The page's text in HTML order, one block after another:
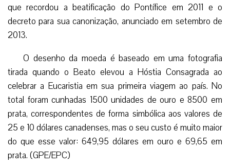
que recordou a beatificação do Pontífice em 2011 e o
decreto para sua canonização, anunciado em setembro de
2013.
O desenho da moeda é baseado em uma fotografia
tirada quando o Beato elevou a Hóstia Consagrada ao
celebrar a Eucaristia em sua primeira viagem ao país. No
total foram cunhadas 1500 unidades de ouro e 8500 em
prata, correspondentes de forma simbólica aos valores de
25 e 10 dólares canadenses, mas o seu custo é muito maior
do que esse valor: 649,95 dólares em ouro e 69,65 em
prata. (GPE/EPC)